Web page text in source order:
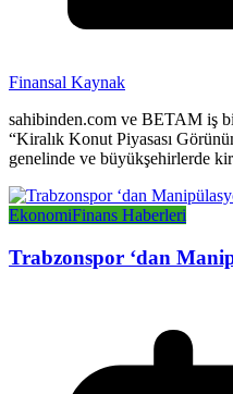
Finansal Kaynak
sahibinden.com ve BETAM iş
“Kiralık Konut Piyasası
genelinde ve büyükşehirlerde
EkonomiFinans Haberleri
Trabzonspor ‘dan